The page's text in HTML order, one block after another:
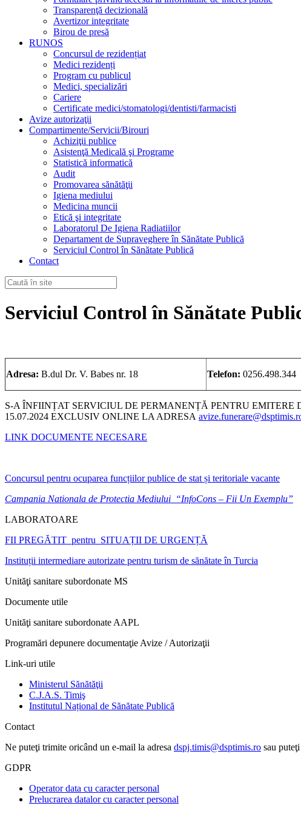
Transparenţă decizională
Avertizor integritate
Birou de presă
RUNOS
Concursul de rezidențiat
Medici rezidenți
Program cu publicul
Medici, specializări
Cariere
Certificate medici/stomatologi/dentisti/farmacisti
Avize autorizaţii
Compartimente/Servicii/Birouri
Achiziţii publice
Asistenţă Medicală şi Programe
Statistică informatică
Audit
Promovarea sănătăţii
Igiena mediului
Medicina muncii
Etică şi integritate
Laboratorul De Igiena Radiatiilor
Departament de Supraveghere în Sănătate Publică
Serviciul Control în Sănătate Publică
Contact
Serviciul Control în Sănătate
Adresa: B.dul Dr. V. Babes nr. 18 Telefon: 0256.498.344
S-A ÎNFIINȚAT SERVICIUL DE PERMANENȚĂ PENTRU
15.07.2024 EXCLUSIV ONLINE LA ADRESA
LINK DOCUMENTE NECESARE
Concursul pentru ocuparea funcțiilor publice de stat și teritoriale vacante
Campania Nationala de Protectia Mediului “InfoCons – Fii Un Exemplu”
LABORATOARE
FII PREGĂTIT pentru SITUAȚII DE URGENȚĂ
Instituții intermediare autorizate pentru turism de sănătate în Turcia
Unităţi sanitare subordonate MS
Documente utile
Unităţi sanitare subordonate AAPL
Programări depunere documentaţie Avize / Autorizaţii
Link-uri utile
Ministerul Sănătăţii
C.J.A.S. Timiş
Institutul Național de Sănătate Publică
Contact
Ne puteţi trimite oricând un e-mail la adresa dspj.timis@dsptimis.ro sau
GDPR
Operator data cu caracter personal
Prelucrarea datalor cu caracter personal